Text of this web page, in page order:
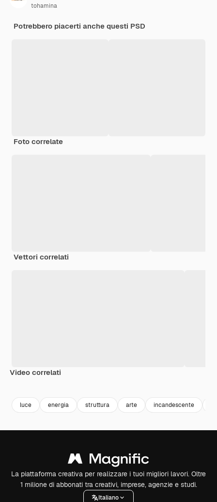
tohamina
Potrebbero piacerti anche questi PSD
Foto correlate
Vettori correlati
Video correlati
luce energia struttura arte incandescente
La piattaforma creativa per realizzare i tuoi migliori lavori. Oltre
1 milione di abbonati tra creativi, imprese, agenzie e studi.
Italiano